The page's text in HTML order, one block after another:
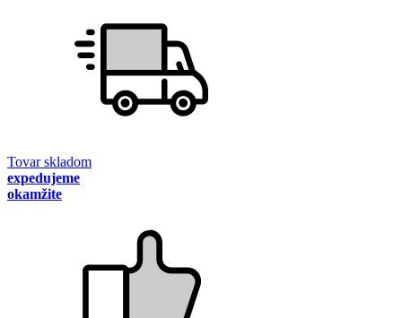
Tovar skladom
expedujeme
okamžite